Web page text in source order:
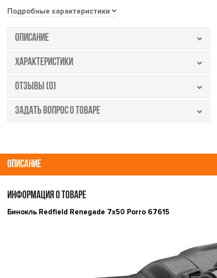
Подробные характеристики
ОПИСАНИЕ
ХАРАКТЕРИСТИКИ
ОТЗЫВЫ (0)
ЗАДАТЬ ВОПРОС О ТОВАРЕ
ОПИСАНИЕ
ИНФОРМАЦИЯ О ТОВАРЕ
Бинокль Redfield Renegade 7x50 Porro 67615